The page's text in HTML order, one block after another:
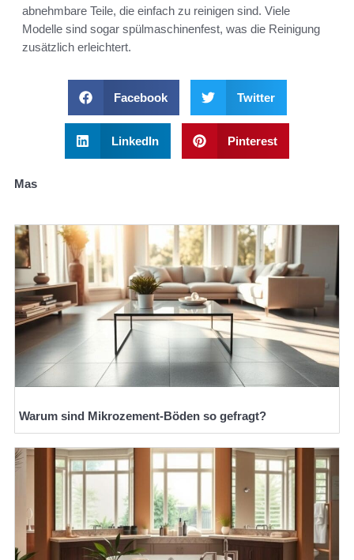
abnehmbare Teile, die einfach zu reinigen sind. Viele
Modelle sind sogar spülmaschinenfest, was die Reinigung
zusätzlich erleichtert.
Facebook Twitter
LinkedIn Pinterest
Mas
Warum sind Mikrozement-Böden so gefragt?